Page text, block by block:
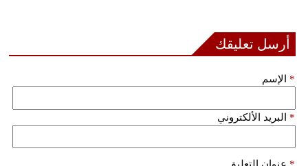
أرسل تعليقك
الإسم *
البريد الألكتروني *
عنوان التعليق *